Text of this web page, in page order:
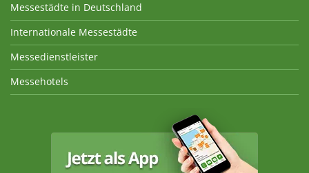
Messestädte in Deutschland
Internationale Messestädte
Messedienstleister
Messehotels